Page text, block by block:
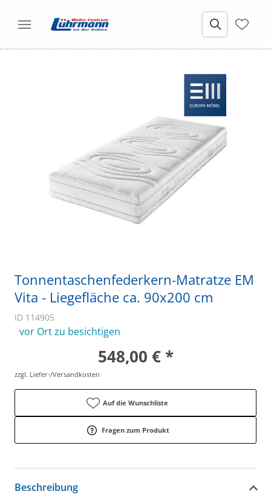
Tonnentaschenfederkern-Matratze EM
Vita - Liegefläche ca. 90x200 cm
ID 114905
vor Ort zu besichtigen
548,00 € *
zzgl. Liefer-/Versandkosten
Auf die Wunschliste
Fragen zum Produkt
Beschreibung